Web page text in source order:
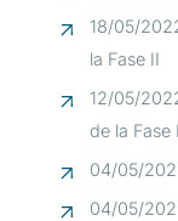
04/05/
04/05/
12/05/
de la Fase
18/05/
la Fase II